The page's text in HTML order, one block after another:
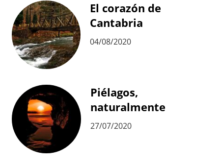
El corazón de
Cantabria
04/08/2020
Piélagos,
naturalmente
27/07/2020